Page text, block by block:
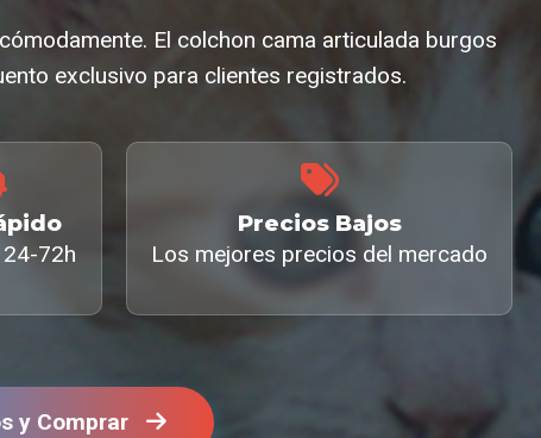
El colchon cama articulada burgos
exclusivo para clientes registrados.
24-72h
Precios Bajos
Los mejores precios del mercado
y Comprar